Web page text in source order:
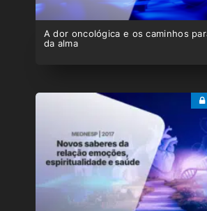
A dor oncológica e os caminhos
da alma